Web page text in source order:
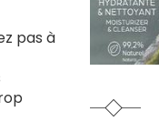
pas à